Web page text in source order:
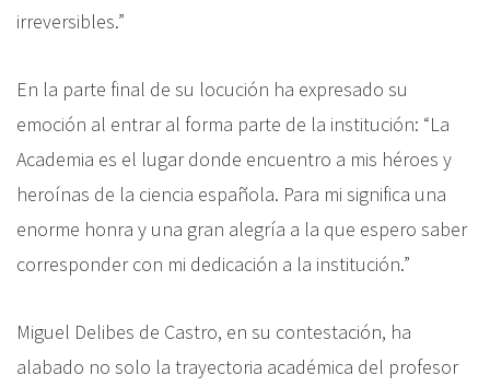
irreversibles.”
En la parte final de su locución ha expresado su
emoción al entrar al forma parte de la institución: “La
Academia es el lugar donde encuentro a mis héroes y
heroínas de la ciencia española. Para mi significa una
enorme honra y una gran alegría a la que espero saber
corresponder con mi dedicación a la institución.”
Miguel Delibes de Castro, en su contestación, ha
alabado no solo la trayectoria académica del profesor